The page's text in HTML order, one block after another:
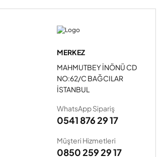
MERKEZ
MAHMUTBEY İNÖNÜ CD
NO:62/C BAĞCILAR
İSTANBUL
WhatsApp Sipariş
0541 876 29 17
Müşteri Hizmetleri
0850 259 29 17